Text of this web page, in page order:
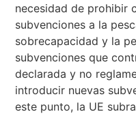
necesidad de prohibir
subvenciones a la
sobrecapacidad y la
subvenciones que
declarada y no
introducir nuevas
este punto, la UE